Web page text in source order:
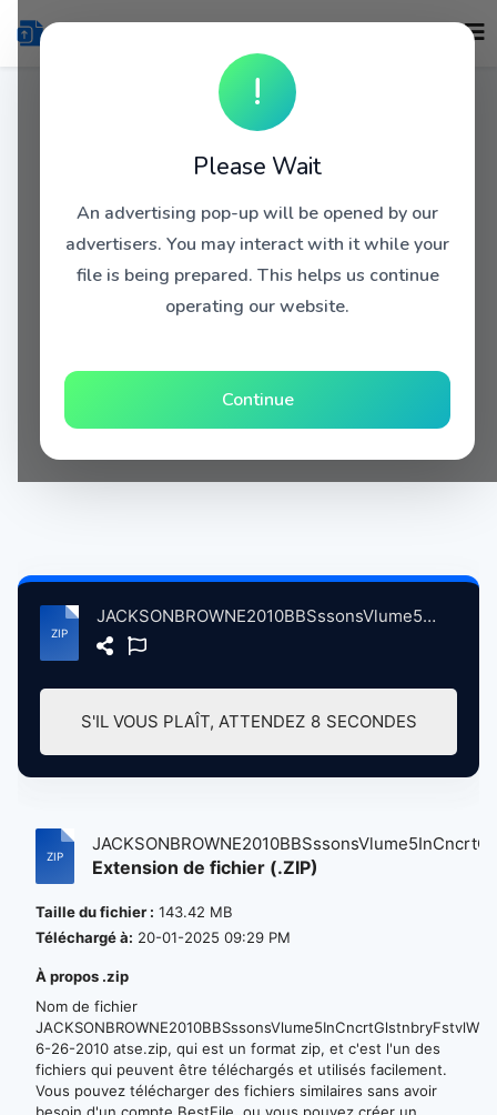
!
Please Wait
An advertising pop-up will be opened by our
advertisers. You may interact with it while your
file is being prepared. This helps us continue
operating our website.
Continue
JACKSONBROWNE2010BBSssonsVlume5InCncrtGlstnbryFstvlWrthyFrmPltnBrtin, 6-26-2010 atse.zip
S'IL VOUS PLAÎT, ATTENDEZ 7 SECONDES
Extension de fichier (.ZIP)
Taille du fichier : 143.42 MB
Téléchargé à: 20-01-2025 09:29 PM
À propos .zip
Nom de fichier
6-26-2010 atse.zip, qui est un format zip, et c'est l'un des
fichiers qui peuvent être téléchargés et utilisés facilement.
Vous pouvez télécharger des fichiers similaires sans avoir